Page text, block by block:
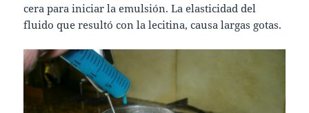
cera para iniciar la emulsión. La elasticidad del
fluido que resultó con la lecitina, causa largas gotas.